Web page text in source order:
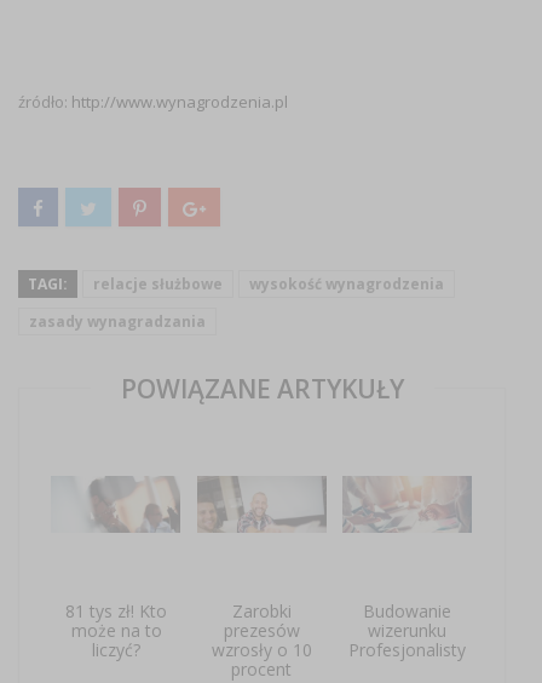
źródło: http://www.wynagrodzenia.pl
TAGI: relacje służbowe
wysokość wynagrodzenia
zasady wynagradzania
POWIĄZANE ARTYKUŁY
81 tys zł! Kto
może na to
liczyć?
Zarobki
prezesów
wzrosły o 10
procent
Budowanie
wizerunku
Profesjonalisty